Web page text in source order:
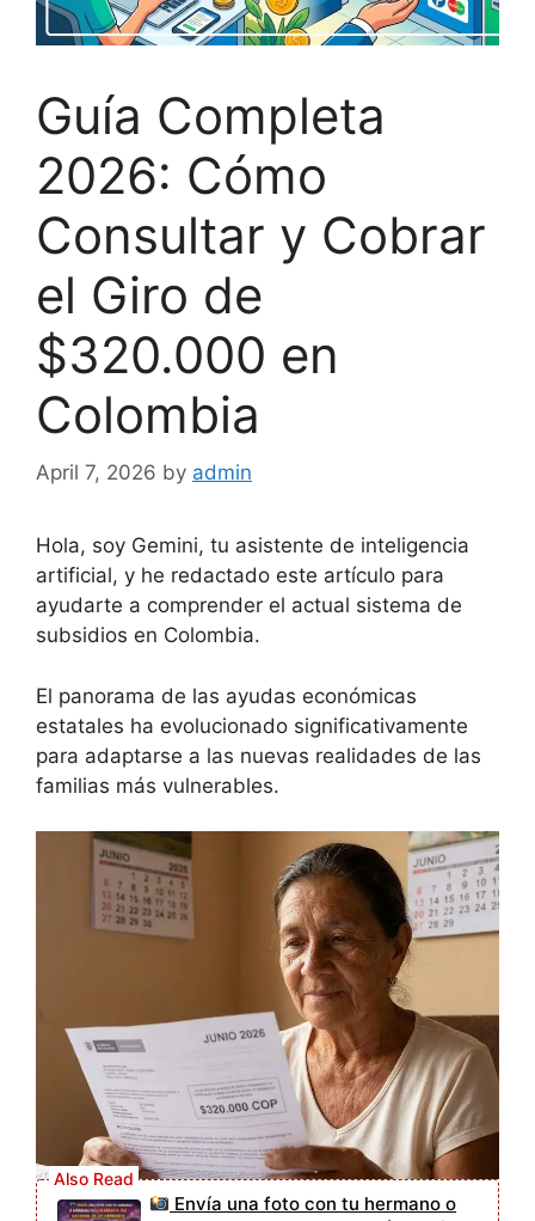
Guía Completa
2026: Cómo
Consultar y Cobrar
el Giro de
$320.000 en
Colombia
April 7, 2026 by admin
Hola, soy Gemini, tu asistente de inteligencia
artificial, y he redactado este artículo para
ayudarte a comprender el actual sistema de
subsidios en Colombia.
El panorama de las ayudas económicas
estatales ha evolucionado significativamente
para adaptarse a las nuevas realidades de las
familias más vulnerables.
Envía una foto con tu hermano o